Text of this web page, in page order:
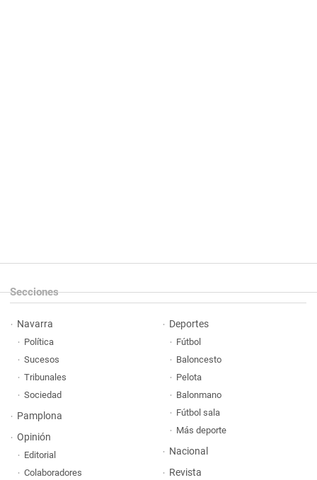
Secciones
Navarra
Política
Sucesos
Tribunales
Sociedad
Pamplona
Opinión
Editorial
Colaboradores
Deportes
Fútbol
Baloncesto
Pelota
Balonmano
Fútbol sala
Más deporte
Nacional
Revista